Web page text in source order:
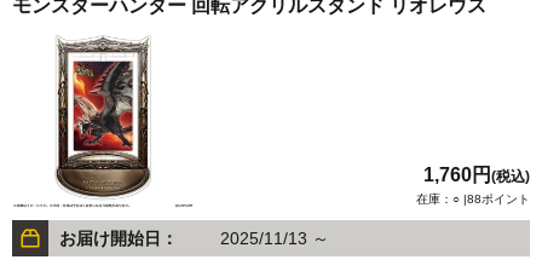
モンスターハンター 回転アクリルスタンド リオレウス
1,760円 (税込)
在庫：○ |88ポイント
お届け開始日： 2025/11/13 ～